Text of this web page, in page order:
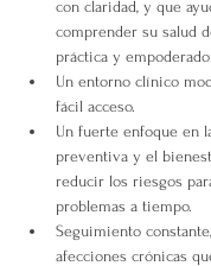
con claridad, y que
comprender su salud
práctica y
Un entorno clínico
fácil acceso.
Un fuerte enfoque en
preventiva y el
reducir los riesgos
problemas a tiempo.
Seguimiento
afecciones crónicas